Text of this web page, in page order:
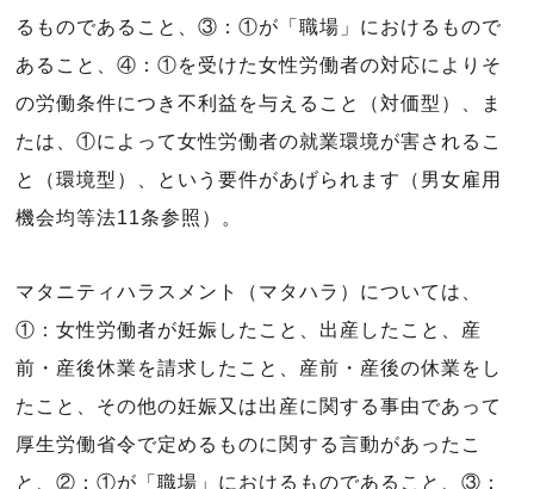
るものであること、③：①が「職場」におけるもので
あること、④：①を受けた女性労働者の対応によりそ
の労働条件につき不利益を与えること（対価型）、ま
たは、①によって女性労働者の就業環境が害されるこ
と（環境型）、という要件があげられます（男女雇用
機会均等法11条参照）。
マタニティハラスメント（マタハラ）については、
①：女性労働者が妊娠したこと、出産したこと、産
前・産後休業を請求したこと、産前・産後の休業をし
たこと、その他の妊娠又は出産に関する事由であって
厚生労働省令で定めるものに関する言動があったこ
と、②：①が「職場」におけるものであること、③：